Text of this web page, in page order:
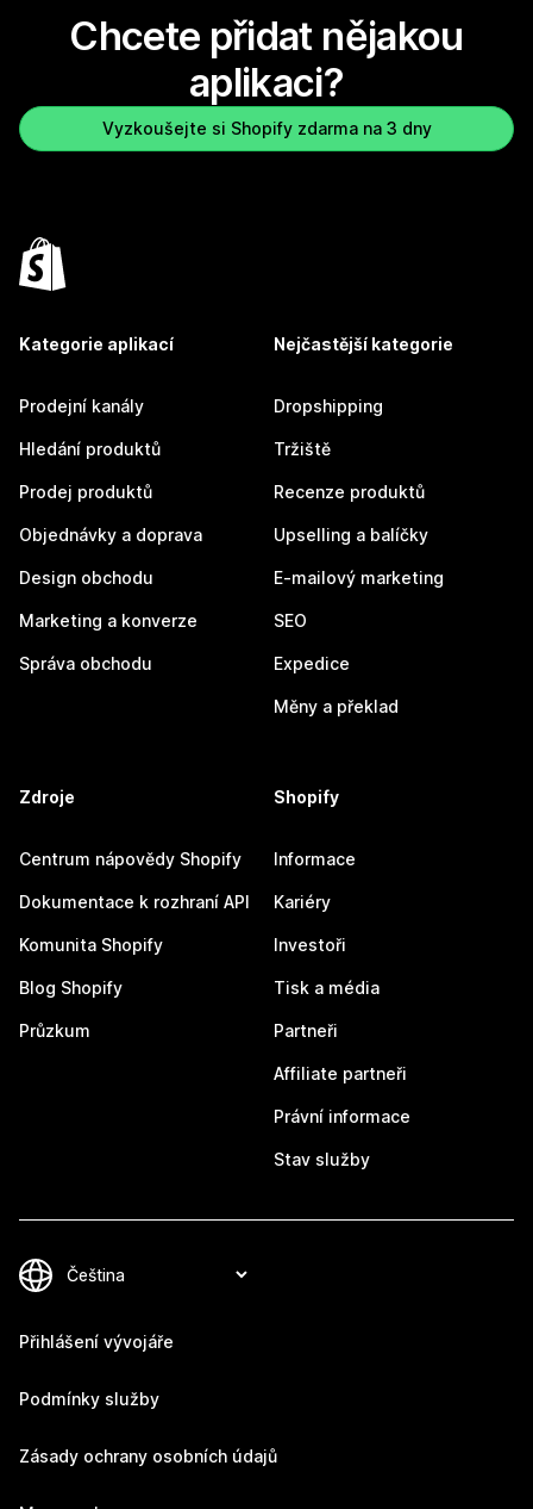
Chcete přidat nějakou
aplikaci?
Vyzkoušejte si Shopify zdarma na 3 dny
Kategorie aplikací
Prodejní kanály
Hledání produktů
Prodej produktů
Objednávky a doprava
Design obchodu
Marketing a konverze
Správa obchodu
Nejčastější kategorie
Dropshipping
Tržiště
Recenze produktů
Upselling a balíčky
E-mailový marketing
SEO
Expedice
Měny a překlad
Zdroje
Centrum nápovědy Shopify
Dokumentace k rozhraní API
Komunita Shopify
Blog Shopify
Průzkum
Shopify
Informace
Kariéry
Investoři
Tisk a média
Partneři
Affiliate partneři
Právní informace
Stav služby
Přihlášení vývojáře
Podmínky služby
Zásady ochrany osobních údajů